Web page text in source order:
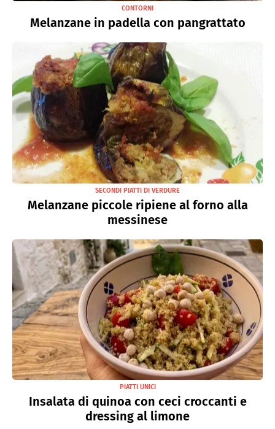
CONTORNI
Melanzane in padella con pangrattato
SECONDI PIATTI DI VERDURE
Melanzane piccole ripiene al forno alla
messinese
PIATTI UNICI
Insalata di quinoa con ceci croccanti e
dressing al limone